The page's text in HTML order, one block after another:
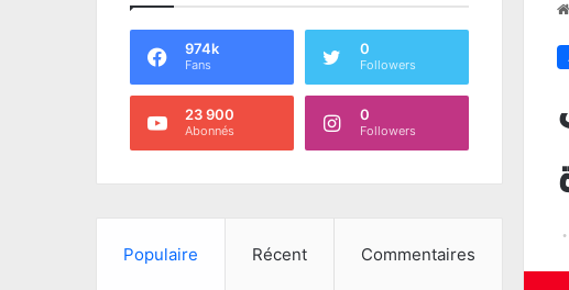
974k
Fans
0
Followers
23 900
Abonnés
0
Followers
Populaire Récent Commentaires